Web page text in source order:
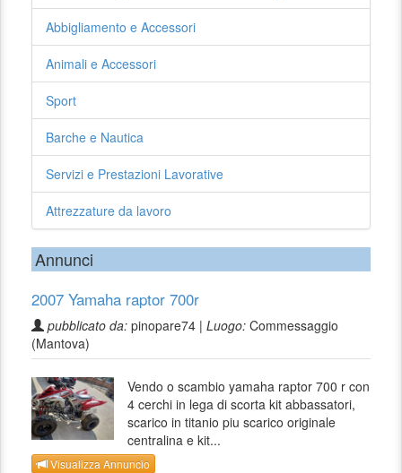
Abbigliamento e Accessori
Animali e Accessori
Sport
Barche e Nautica
Servizi e Prestazioni Lavorative
Attrezzature da lavoro
Annunci
2007 Yamaha raptor 700r
pubblicato da: pinopare74 | Luogo: Commessaggio
(Mantova)
Vendo o scambio yamaha raptor 700 r con
4 cerchi in lega di scorta kit abbassatori,
scarico in titanio piu scarico originale
centralina e kit...
Visualizza Annuncio